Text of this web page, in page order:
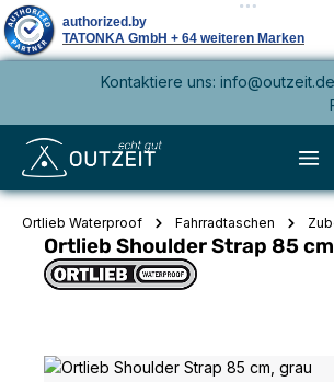
springenKontaktiere uns:
Ortlieb Waterproof Fahrradtaschen
Ortlieb Shoulder Strap 85
Bildergalerie überspringen